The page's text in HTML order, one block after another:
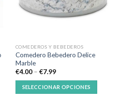
COMEDEROS Y BEBEDEROS
Comedero Bebedero Delice
Marble
€4.00– €7.99
SELECCIONAR OPCIONES